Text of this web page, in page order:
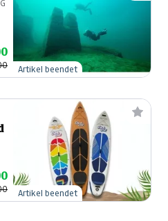
Artikel beendet
Artikel beendet